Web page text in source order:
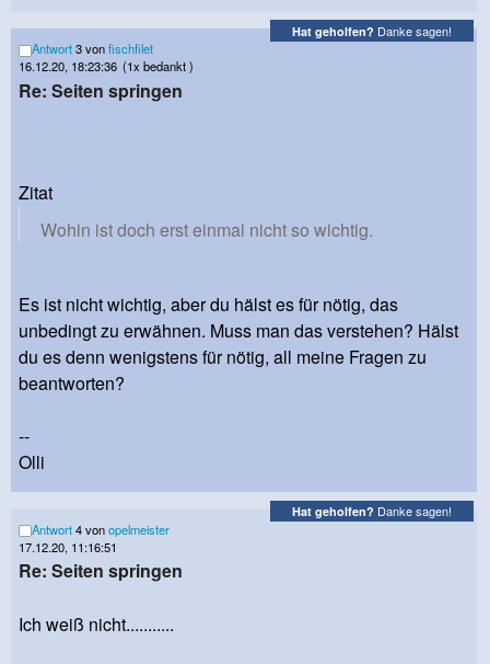
Hat geholfen? Danke sagen!
Antwort3 vonfischfilet
16.12.20, 18:23:36 (1x bedankt )
Re: Seiten springen
Zitat
Wohin ist doch erst einmal nicht so wichtig.
Es ist nicht wichtig, aber du hälst es für nötig, das
unbedingt zu erwähnen. Muss man das verstehen? Hälst
du es denn wenigstens für nötig, all meine Fragen zu
beantworten?
--
Olli
Hat geholfen? Danke sagen!
Antwort4 vonopelmeister
17.12.20, 11:16:51
Re: Seiten springen
Ich weiß nicht...........